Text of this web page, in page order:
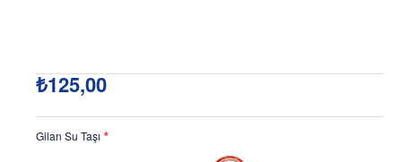
₺125,00
Gilan Su Taşı